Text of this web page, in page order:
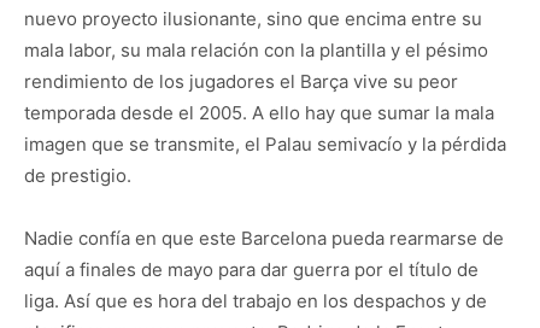
nuevo proyecto ilusionante, sino que encima entre su
mala labor, su mala relación con la plantilla y el pésimo
rendimiento de los jugadores el Barça vive su peor
temporada desde el 2005. A ello hay que sumar la mala
imagen que se transmite, el Palau semivacío y la pérdida
de prestigio.
Nadie confía en que este Barcelona pueda rearmarse de
aquí a finales de mayo para dar guerra por el título de
liga. Así que es hora del trabajo en los despachos y de